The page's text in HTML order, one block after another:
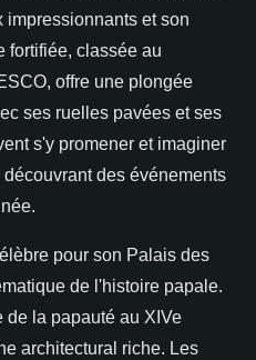
impressionnants et son
fortifiée, classée au
offre une plongée
ses ruelles pavées et ses
s'y promener et imaginer
des événements
pour son Palais des
de l'histoire papale.
de la papauté au XIVe
architectural riche. Les